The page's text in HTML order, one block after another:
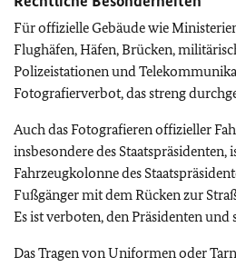
Für offizielle Gebäude wie
Flughäfen, Häfen, Brücken,
Polizeistationen und
Fotografierverbot, das streng
Auch das Fotografieren offizieller
insbesondere des Staatspräsidenten,
Fahrzeugkolonne des
Fußgänger mit dem Rücken zur
Es ist verboten, den Präsidenten und
Das Tragen von Uniformen oder